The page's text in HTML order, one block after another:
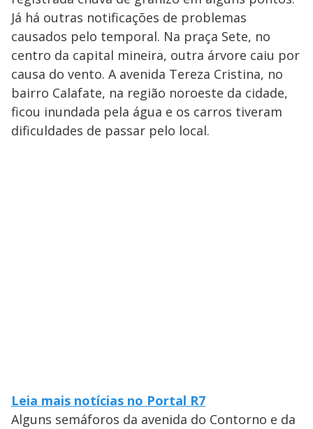
Já há outras notificações de problemas
causados pelo temporal. Na praça Sete, no
centro da capital mineira, outra árvore caiu por
causa do vento. A avenida Tereza Cristina, no
bairro Calafate, na região noroeste da cidade,
ficou inundada pela água e os carros tiveram
dificuldades de passar pelo local.
Leia mais notícias no Portal R7
Alguns semáforos da avenida do Contorno e da